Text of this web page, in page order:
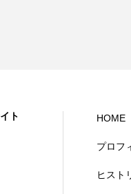
HOME
プロフ
ヒスト